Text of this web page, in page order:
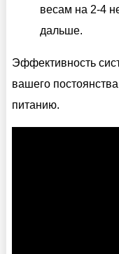
весам на 2-4
дальше.
Эффективность
вашего
питанию.